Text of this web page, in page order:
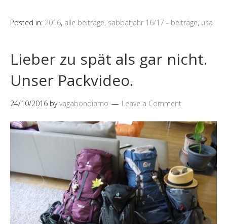
Posted in: 2016, alle beiträge, sabbatjahr 16/17 - beiträge, usa
Lieber zu spät als gar nicht.
Unser Packvideo.
24/10/2016 byvagabondiamo Leave a Comment